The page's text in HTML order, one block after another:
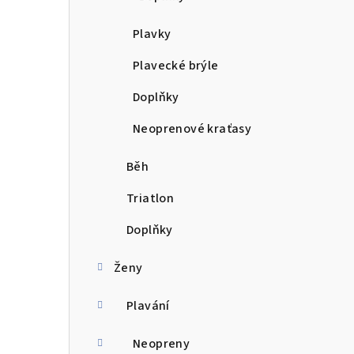
Plavky
Plavecké brýle
Doplňky
Neoprenové kraťasy
Běh
Triatlon
Doplňky
Ženy
Plavání
Neopreny